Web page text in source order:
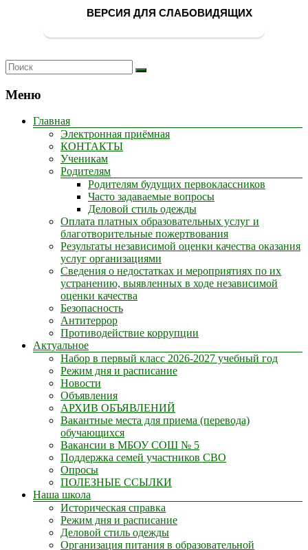
ВЕРСИЯ ДЛЯ СЛАБОВИДЯЩИХ
Меню
Главная
Электронная приёмная
КОНТАКТЫ
Ученикам
Родителям
Родителям будущих первоклассников
Часто задаваемые вопросы
Деловой стиль одежды
Оплата платных образовательных услуг и
благотворительные пожертвования
Результаты независимой оценки качества оказания
услуг организациями
Сведения о недостатках и мероприятиях по их
устранению, выявленных в ходе независимой
оценки качества
Безопасность
Антитеррор
Противодействие коррупции
Актуальное
Набор в первый класс 2026-2027 учебный год
Режим дня и расписание
Новости
Объявления
АРХИВ ОБЪЯВЛЕНИЙ
Вакантные места для приема (перевода)
обучающихся
Вакансии в МБОУ СОШ № 5
Поддержка семей участников СВО
Опросы
ПОЛЕЗНЫЕ ССЫЛКИ
Наша школа
Историческая справка
Режим дня и расписание
Деловой стиль одежды
Организация питания в образовательной